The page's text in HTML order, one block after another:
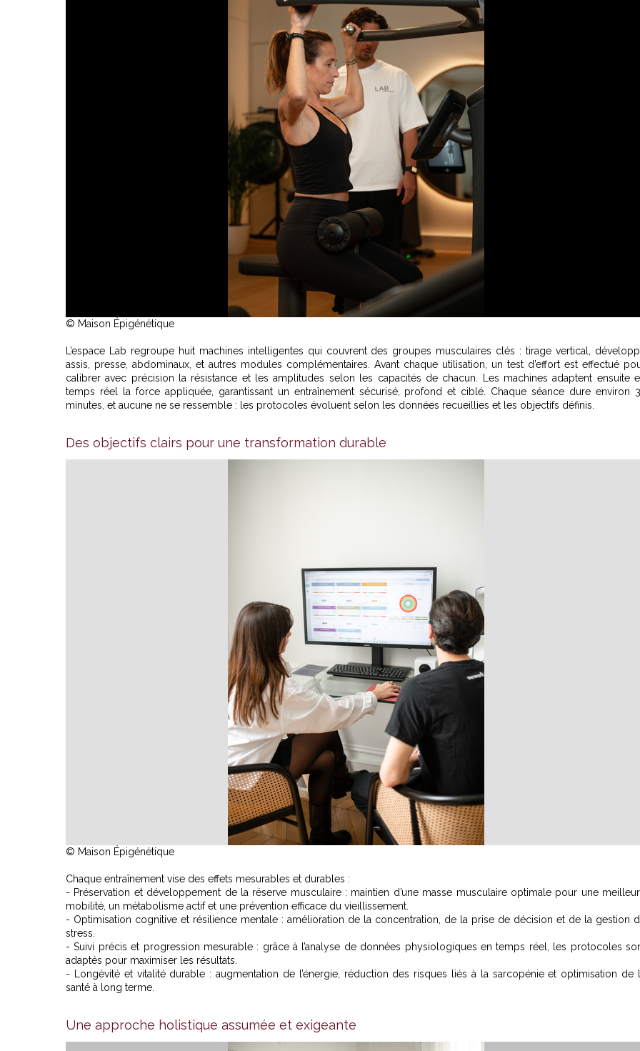
© Maison Épigénétique
L’espace Lab regroupe huit machines intelligentes qui couvrent des groupes musculaires clés : tirage vertical,
assis, presse, abdominaux, et autres modules complémentaires. Avant chaque utilisation, un test d’effort est effectué
calibrer avec précision la résistance et les amplitudes selon les capacités de chacun. Les machines adaptent ensuite
temps réel la force appliquée, garantissant un entraînement sécurisé, profond et ciblé. Chaque séance dure environ
minutes, et aucune ne se ressemble : les protocoles évoluent selon les données recueillies et les objectifs définis.
Des objectifs clairs pour une transformation durable
© Maison Épigénétique
Chaque entraînement vise des effets mesurables et durables :
- Préservation et développement de la réserve musculaire : maintien d’une masse musculaire optimale pour une
mobilité, un métabolisme actif et une prévention efficace du vieillissement.
- Optimisation cognitive et résilience mentale : amélioration de la concentration, de la prise de décision et de la gestion
stress.
- Suivi précis et progression mesurable : grâce à l’analyse de données physiologiques en temps réel, les protocoles
adaptés pour maximiser les résultats.
- Longévité et vitalité durable : augmentation de l’énergie, réduction des risques liés à la sarcopénie et optimisation de
santé à long terme.
Une approche holistique assumée et exigeante